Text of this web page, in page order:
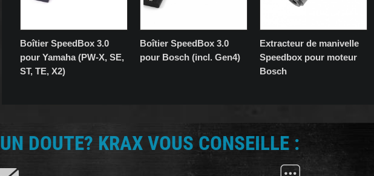
Boîtier SpeedBox 3.0
pour Yamaha (PW-X, SE,
ST, TE, X2)
Boîtier SpeedBox 3.0
pour Bosch (incl. Gen4)
Extracteur de manivelle
Speedbox pour moteur
Bosch
UN DOUTE? KRAX VOUS CONSEILLE :